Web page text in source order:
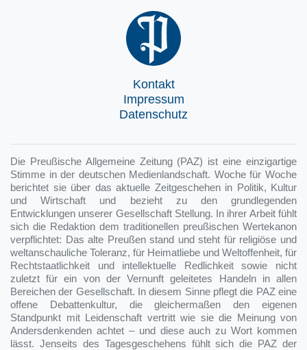
Kontakt
Impressum
Datenschutz
Die Preußische Allgemeine Zeitung (PAZ) ist eine einzigartige
Stimme in der deutschen Medienlandschaft. Woche für Woche
berichtet sie über das aktuelle Zeitgeschehen in Politik, Kultur
und Wirtschaft und bezieht zu den grundlegenden
Entwicklungen unserer Gesellschaft Stellung. In ihrer Arbeit fühlt
sich die Redaktion dem traditionellen preußischen Wertekanon
verpflichtet: Das alte Preußen stand und steht für religiöse und
weltanschauliche Toleranz, für Heimatliebe und Weltoffenheit, für
Rechtstaatlichkeit und intellektuelle Redlichkeit sowie nicht
zuletzt für ein von der Vernunft geleitetes Handeln in allen
Bereichen der Gesellschaft. In diesem Sinne pflegt die PAZ eine
offene Debattenkultur, die gleichermaßen den eigenen
Standpunkt mit Leidenschaft vertritt wie sie die Meinung von
Andersdenkenden achtet – und diese auch zu Wort kommen
lässt. Jenseits des Tagesgeschehens fühlt sich die PAZ der